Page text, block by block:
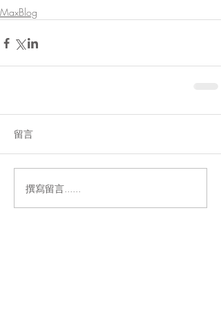
MaxBlog
留言
撰寫留言......